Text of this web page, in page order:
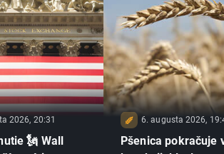
2026, 20:31
🗽 Wall
6. augusta 2026,
Pšenica pokračuje